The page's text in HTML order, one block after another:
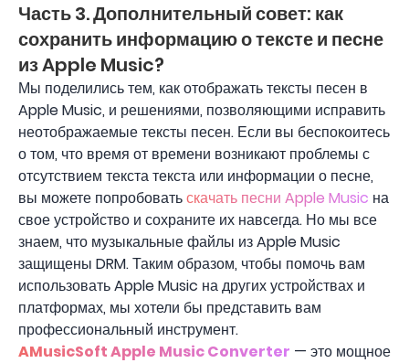
Часть 3. Дополнительный совет: как
сохранить информацию о тексте и песне
из Apple Music?
Мы поделились тем, как отображать тексты песен в
Apple Music, и решениями, позволяющими исправить
неотображаемые тексты песен. Если вы беспокоитесь
о том, что время от времени возникают проблемы с
отсутствием текста текста или информации о песне,
вы можете попробоватьскачать песни Apple Music на
свое устройство и сохраните их навсегда. Но мы все
знаем, что музыкальные файлы из Apple Music
защищены DRM. Таким образом, чтобы помочь вам
использовать Apple Music на других устройствах и
платформах, мы хотели бы представить вам
профессиональный инструмент.
AMusicSoft Apple Music Converter — это мощное